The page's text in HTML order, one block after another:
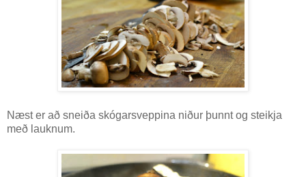
Næst er að sneiða skógarsveppina niður þunnt og steikja
með lauknum.